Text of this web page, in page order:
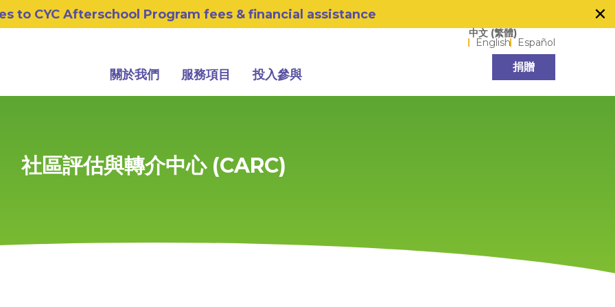
to CYC Afterschool Program fees & financial assistance ×
關於我們 服務項目 投入參與
Language options
中文 (繁體)
English Español
捐贈
社區評估與轉介中心 (CARC)